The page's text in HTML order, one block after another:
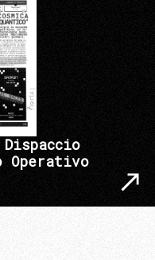
Operativo